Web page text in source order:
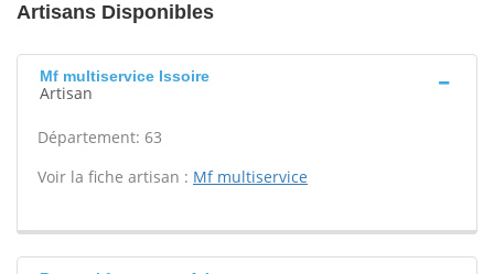
Artisans Disponibles
Mf multiservice Issoire
Artisan
Département: 63
Voir la fiche artisan : Mf multiservice